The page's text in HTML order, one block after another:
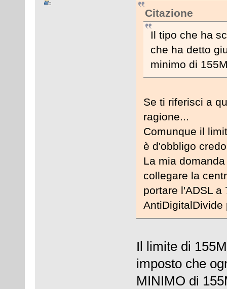
Citazione
Il tipo che ha
che ha detto
minimo di
Se ti riferisci a
ragione...
Comunque il
è d'obbligo
La mia
collegare la
portare l'ADSL
AntiDigitalDivide
Il limite di
imposto che
MINIMO di